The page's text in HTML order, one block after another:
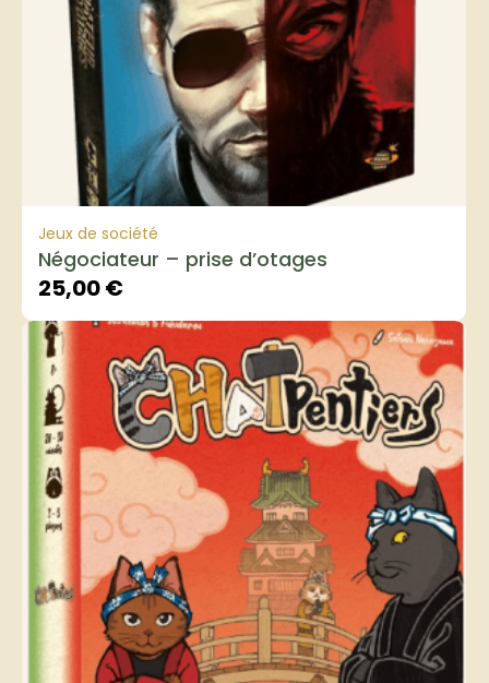
Jeux de société
Négociateur – prise d’otages
25,00€